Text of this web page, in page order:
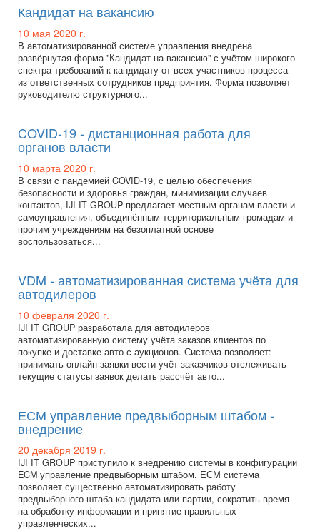
Кандидат на вакансию
10 мая 2020 г.
В автоматизированной системе управления внедрена
развёрнутая форма "Кандидат на вакансию" с учётом широкого
спектра требований к кандидату от всех участников процесса
из ответственных сотрудников предприятия. Форма позволяет
руководителю структурного...
COVID-19 - дистанционная работа для
органов власти
10 марта 2020 г.
В связи с пандемией COVID-19, с целью обеспечения
безопасности и здоровья граждан, минимизации случаев
контактов, IJI IT GROUP предлагает местным органам власти и
самоуправления, объединённым территориальным громадам и
прочим учреждениям на безоплатной основе
воспользоваться...
VDM - автоматизированная система учёта для
автодилеров
10 февраля 2020 г.
IJI IT GROUP разработала для автодилеров
автоматизированную систему учёта заказов клиентов по
покупке и доставке авто с аукционов. Система позволяет:
принимать онлайн заявки вести учёт заказчиков отслеживать
текущие статусы заявок делать рассчёт авто...
ЕСМ управление предвыборным штабом -
внедрение
20 декабря 2019 г.
IJI IT GROUP приступило к внедрению системы в конфигурации
ECM управление предвыборным штабом. ЕСМ система
позволяет существенно автоматизировать работу
предвыборного штаба кандидата или партии, сократить время
на обработку информации и принятие правильных
управленческих...